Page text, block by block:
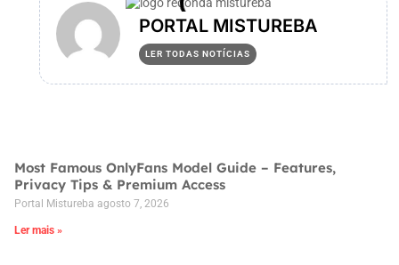
PORTAL MISTUREBA
LER TODAS NOTÍCIAS
Most Famous OnlyFans Model Guide – Features,
Privacy Tips & Premium Access
Portal Mistureba agosto 7, 2026
Ler mais »